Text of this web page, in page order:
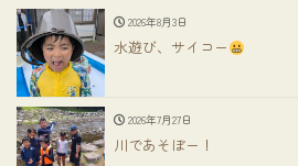
2026年8月3日
水遊び、サイコー
2026年7月27日
川であそぼー！